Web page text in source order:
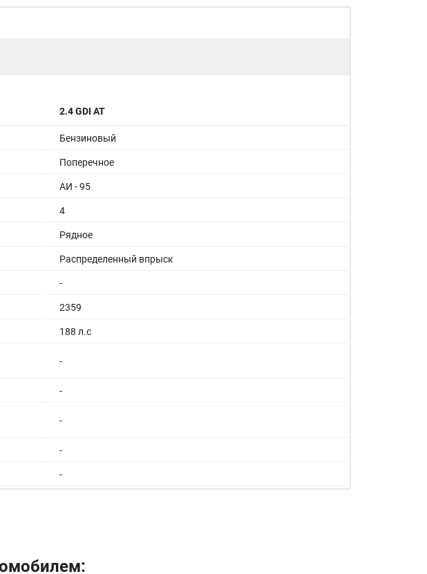
2.4 GDI AT
Бензиновый
Поперечное
АИ - 95
4
Рядное
Распределенный впрыск
-
2359
188 л.с
-
-
-
-
-
6.0/100км